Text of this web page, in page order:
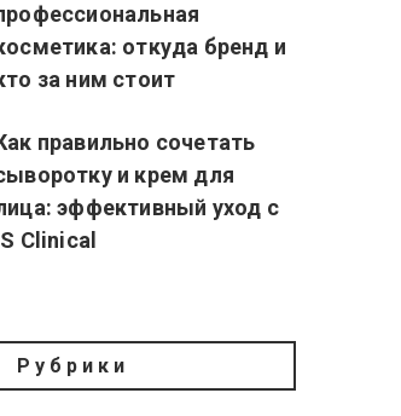
откуда бренд и
за ним стоит
правильно сочетать
и крем для
эффективный уход с
Clinical
Рубрики